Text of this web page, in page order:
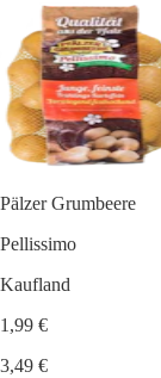
Pälzer Grumbeere
Pellissimo
Kaufland
1,99 €
3,49 €